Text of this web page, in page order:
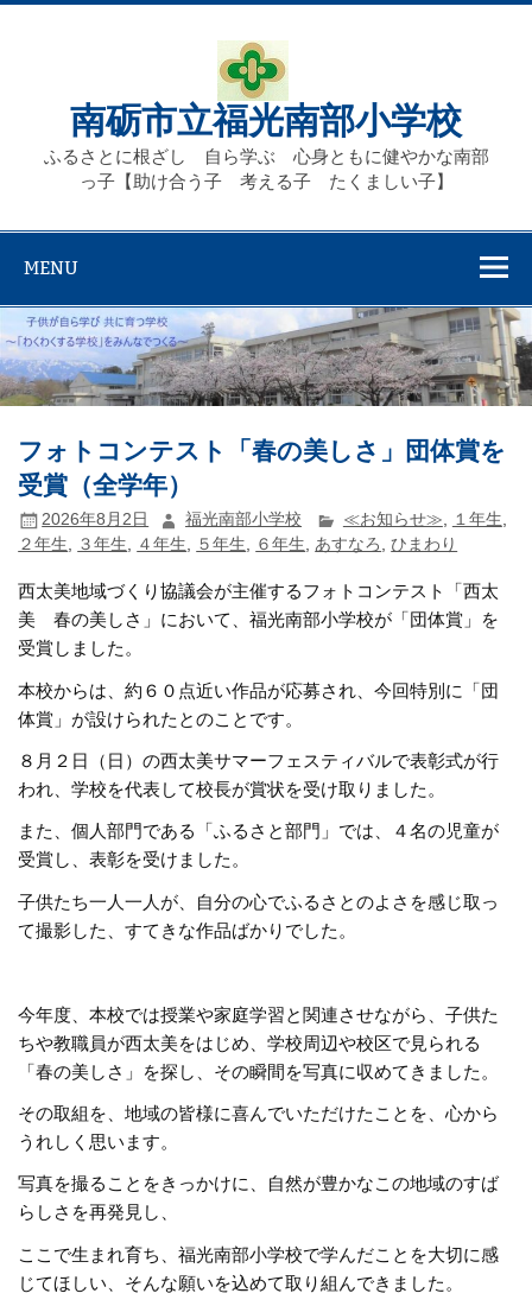
Skip
南砺市立福光南部小学校
ふるさとに根ざし 自ら学ぶ 心身ともに健やかな南部
っ子【助け合う子 考える子 たくましい子】
MENU
フォトコンテスト「春の美しさ」団体賞を
受賞（全学年）
2026年8月2日 福光南部小学校 ≪お知らせ≫, １年生,
２年生
３年生 ４年生 ５年生 ６年生 あすなろ ,ひまわり
西太美地域づくり協議会が主催するフォトコンテスト「西太
美 春の美しさ」において、福光南部小学校が「団体賞」を
受賞しました。
本校からは、約６０点近い作品が応募され、今回特別に「団
体賞」が設けられたとのことです。
８月２日（日）の西太美サマーフェスティバルで表彰式が行
われ、学校を代表して校長が賞状を受け取りました。
また、個人部門である「ふるさと部門」では、４名の児童が
受賞し、表彰を受けました。
子供たち一人一人が、自分の心でふるさとのよさを感じ取っ
て撮影した、すてきな作品ばかりでした。
今年度、本校では授業や家庭学習と関連させながら、子供た
ちや教職員が西太美をはじめ、学校周辺や校区で見られる
「春の美しさ」を探し、その瞬間を写真に収めてきました。
その取組を、地域の皆様に喜んでいただけたことを、心から
うれしく思います。
写真を撮ることをきっかけに、自然が豊かなこの地域のすば
らしさを再発見し、
ここで生まれ育ち、福光南部小学校で学んだことを大切に感
じてほしい、そんな願いを込めて取り組んできました。